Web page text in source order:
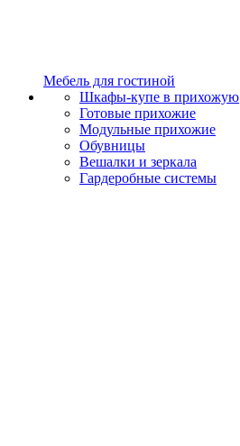
Мебель для гостиной
Шкафы-купе в прихожую
Готовые прихожие
Модульные прихожие
Обувницы
Вешалки и зеркала
Гардеробные системы